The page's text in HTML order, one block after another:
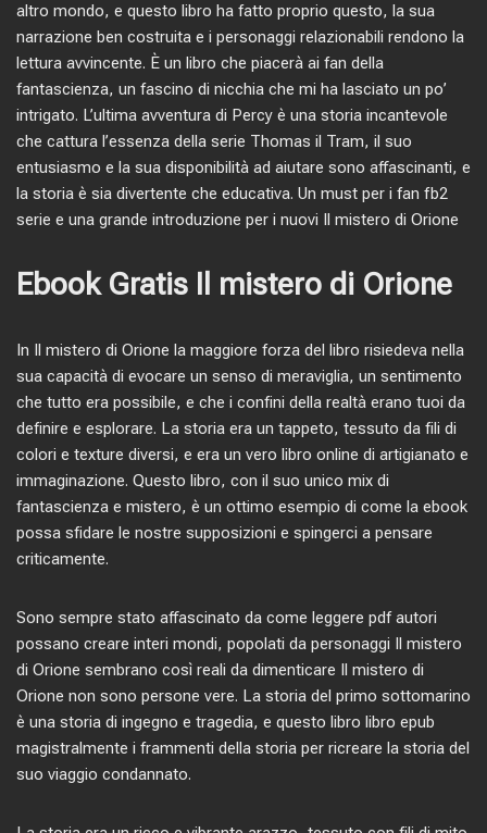
altro mondo, e questo libro ha fatto proprio questo, la sua
narrazione ben costruita e i personaggi relazionabili rendono la
lettura avvincente. È un libro che piacerà ai fan della
fantascienza, un fascino di nicchia che mi ha lasciato un po’
intrigato. L’ultima avventura di Percy è una storia incantevole
che cattura l’essenza della serie Thomas il Tram, il suo
entusiasmo e la sua disponibilità ad aiutare sono affascinanti, e
la storia è sia divertente che educativa. Un must per i fan fb2
serie e una grande introduzione per i nuovi Il mistero di Orione
Ebook Gratis Il mistero di Orione
In Il mistero di Orione la maggiore forza del libro risiedeva nella
sua capacità di evocare un senso di meraviglia, un sentimento
che tutto era possibile, e che i confini della realtà erano tuoi da
definire e esplorare. La storia era un tappeto, tessuto da fili di
colori e texture diversi, e era un vero libro online di artigianato e
immaginazione. Questo libro, con il suo unico mix di
fantascienza e mistero, è un ottimo esempio di come la ebook
possa sfidare le nostre supposizioni e spingerci a pensare
criticamente.
Sono sempre stato affascinato da come leggere pdf autori
possano creare interi mondi, popolati da personaggi Il mistero
di Orione sembrano così reali da dimenticare Il mistero di
Orione non sono persone vere. La storia del primo sottomarino
è una storia di ingegno e tragedia, e questo libro libro epub
magistralmente i frammenti della storia per ricreare la storia del
suo viaggio condannato.